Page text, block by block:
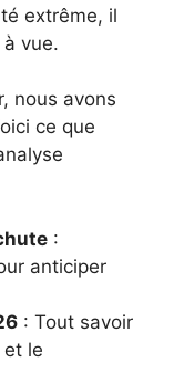
extrême, il
vue.
nous avons
ce que
:
anticiper
: Tout savoir
le